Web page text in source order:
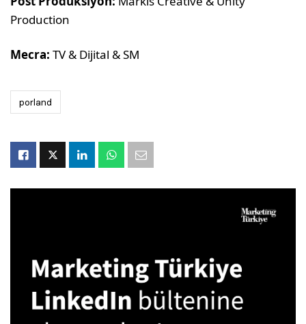
Production
Mecra:TV & Dijital & SM
porland